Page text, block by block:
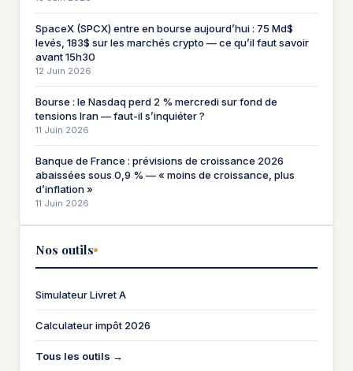
SpaceX (SPCX) entre en bourse aujourd’hui : 75 Md$
levés, 183$ sur les marchés crypto — ce qu’il faut savoir
avant 15h30
12 Juin 2026
Bourse : le Nasdaq perd 2 % mercredi sur fond de
tensions Iran — faut-il s’inquiéter ?
11 Juin 2026
Banque de France : prévisions de croissance 2026
abaissées sous 0,9 % — « moins de croissance, plus
d’inflation »
11 Juin 2026
Nos outils
Simulateur Livret A
Calculateur impôt 2026
Tous les outils →